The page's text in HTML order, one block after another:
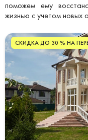
поможем ему
жизнью с учетом новых
СКИДКА ДО 30 % НА